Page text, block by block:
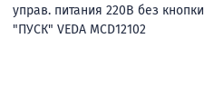
управ. питания 220В без кнопки
"ПУСК" VEDA MCD12102